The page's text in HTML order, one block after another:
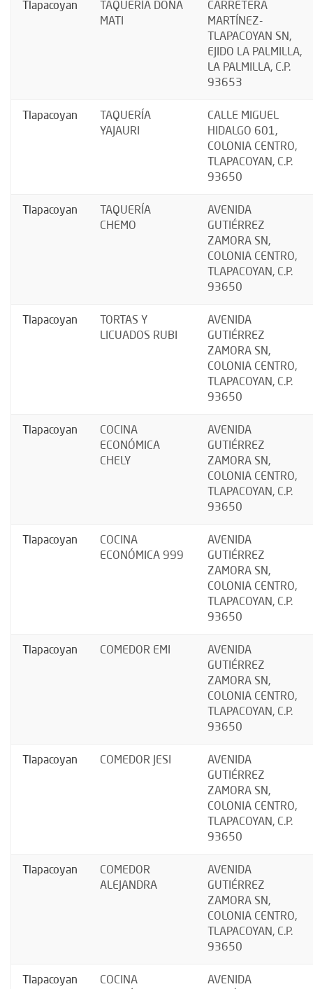
Tlapacoyan
TAQUERÍA DOÑA
MATI
CARRETERA
MARTÍNEZ-
TLAPACOYAN SN,
EJIDO LA PALMILLA,
LA PALMILLA, C.P.
93653
Tlapacoyan
TAQUERÍA
YAJAURI
CALLE MIGUEL
HIDALGO 601,
COLONIA CENTRO,
TLAPACOYAN, C.P.
93650
Tlapacoyan
TAQUERÍA
CHEMO
AVENIDA
GUTIÉRREZ
ZAMORA SN,
COLONIA CENTRO,
TLAPACOYAN, C.P.
93650
Tlapacoyan
TORTAS Y
LICUADOS RUBI
AVENIDA
GUTIÉRREZ
ZAMORA SN,
COLONIA CENTRO,
TLAPACOYAN, C.P.
93650
Tlapacoyan
COCINA
ECONÓMICA
CHELY
AVENIDA
GUTIÉRREZ
ZAMORA SN,
COLONIA CENTRO,
TLAPACOYAN, C.P.
93650
Tlapacoyan
COCINA
ECONÓMICA 999
AVENIDA
GUTIÉRREZ
ZAMORA SN,
COLONIA CENTRO,
TLAPACOYAN, C.P.
93650
Tlapacoyan COMEDOR EMI
AVENIDA
GUTIÉRREZ
ZAMORA SN,
COLONIA CENTRO,
TLAPACOYAN, C.P.
93650
Tlapacoyan COMEDOR JESI
AVENIDA
GUTIÉRREZ
ZAMORA SN,
COLONIA CENTRO,
TLAPACOYAN, C.P.
93650
Tlapacoyan
COMEDOR
ALEJANDRA
AVENIDA
GUTIÉRREZ
ZAMORA SN,
COLONIA CENTRO,
TLAPACOYAN, C.P.
93650
Tlapacoyan
COCINA
AVENIDA